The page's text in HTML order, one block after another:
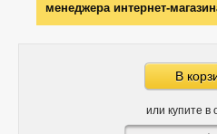
менеджера интернет-
В
или купите в